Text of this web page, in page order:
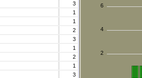
3
1
1
2
3
1
2
1
3
2
4
6